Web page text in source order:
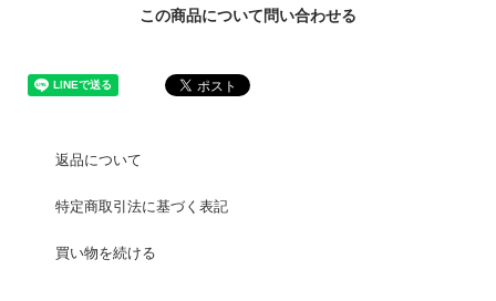
この商品について問い合わせる
返品について
特定商取引法に基づく表記
買い物を続ける